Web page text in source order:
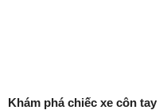
Khám phá chiếc xe côn tay